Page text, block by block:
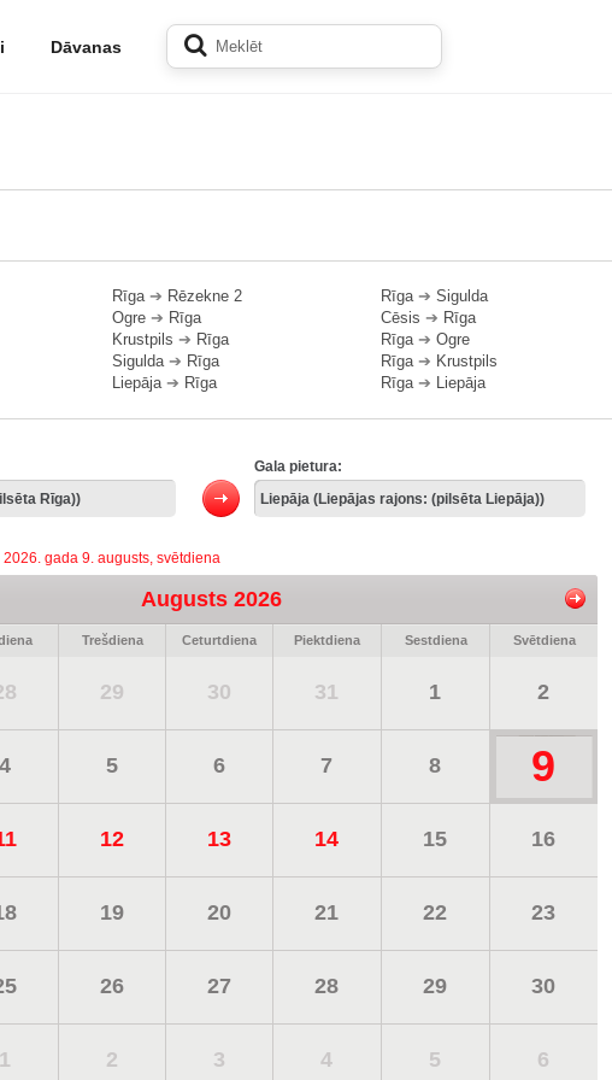
Dāvanas
Rīga➔ Rēzekne 2
Ogre ➔ Rīga
Krustpils ➔ Rīga
Sigulda➔ Rīga
Liepāja➔ Rīga
Rīga➔ Sigulda
Cēsis ➔ Rīga
Rīga➔ Ogre
Rīga➔ Krustpils
Rīga➔ Liepāja
Gala pietura:
2026. gada 9. augusts, svētdiena
Augusts 2026
Trešdiena Ceturtdiena Piektdiena Sestdiena Svētdiena
29 30 31 1 2
4 5 6 7 8 9
12 13 14 15 16
19 20 21 22 23
26 27 28 29 30
1 2 3 4 5 6